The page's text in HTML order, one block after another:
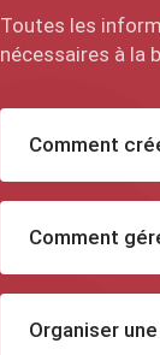
Toutes les
nécessaires à la
Comment
Comment
Organiser